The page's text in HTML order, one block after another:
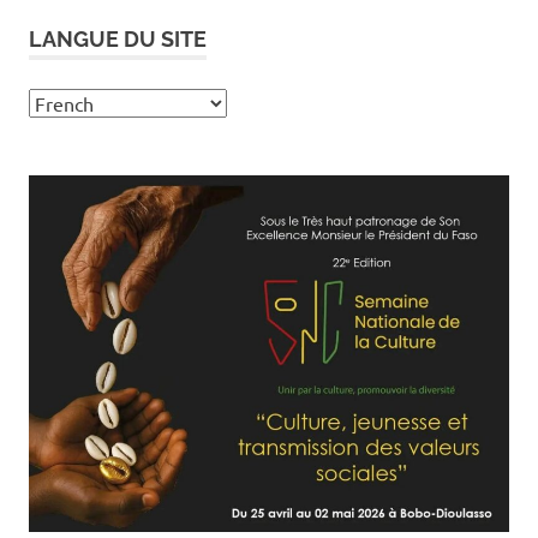
LANGUE DU SITE